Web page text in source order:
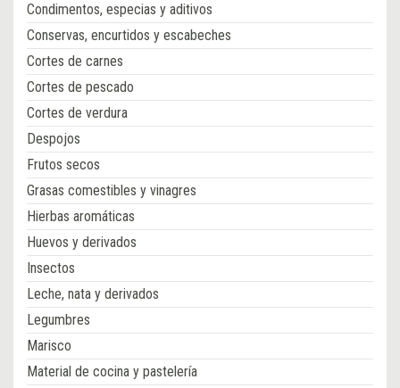
Condimentos, especias y aditivos
Conservas, encurtidos y escabeches
Cortes de carnes
Cortes de pescado
Cortes de verdura
Despojos
Frutos secos
Grasas comestibles y vinagres
Hierbas aromáticas
Huevos y derivados
Insectos
Leche, nata y derivados
Legumbres
Marisco
Material de cocina y pastelería